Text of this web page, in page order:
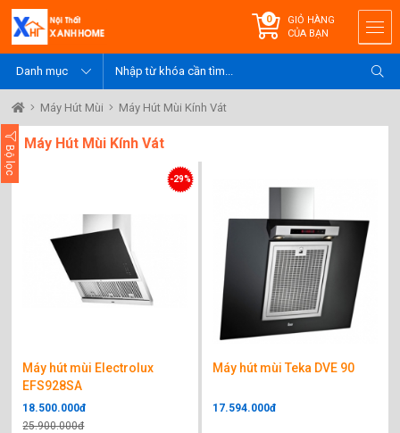
0
GIỎ HÀNG
CỦA BẠN
Máy Hút Mùi Máy Hút Mùi Kính Vát
Bộ lọc Máy Hút Mùi Kính Vát
Máy hút mùi Electrolux
EFS928SA
18.500.000đ
25.900.000đ
-29%
Máy hút mùi Teka DVE 90
17.594.000đ